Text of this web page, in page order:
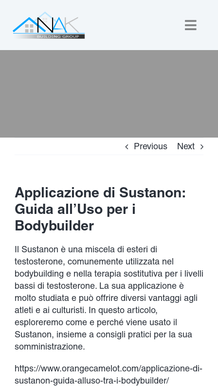
content
Commercial
Developments
Contact Us
Previous Next
Applicazione di Sustanon:
Guida all’Uso per i
Bodybuilder
Il Sustanon è una miscela di esteri di
testosterone, comunemente utilizzata nel
bodybuilding e nella terapia sostitutiva per i livelli
bassi di testosterone. La sua applicazione è
molto studiata e può offrire diversi vantaggi agli
atleti e ai culturisti. In questo articolo,
esploreremo come e perché viene usato il
Sustanon, insieme a consigli pratici per la sua
somministrazione.
https://www.orangecamelot.com/applicazione-di-
sustanon-guida-alluso-tra-i-bodybuilder/